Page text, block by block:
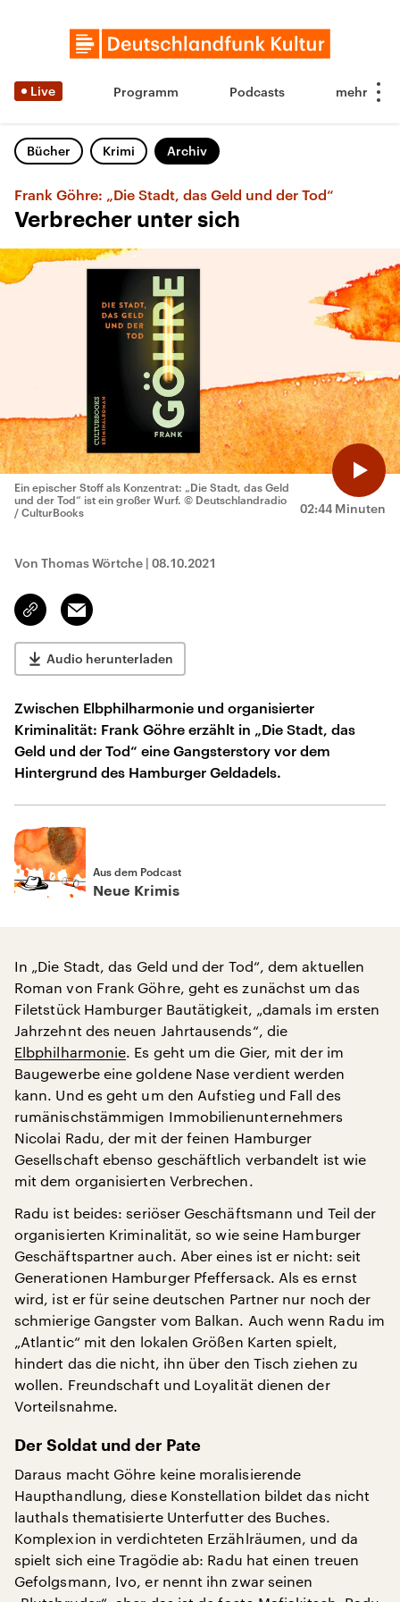
Live Programm Podcasts
Bücher Krimi Archiv
Frank Göhre: „Die Stadt, das Geld und der Tod“
Verbrecher unter sich
02:44 Minuten
Ein epischer Stoff als Konzentrat: „Die Stadt, das Geld
und der Tod“ ist ein großer Wurf. © Deutschlandradio
/ CulturBooks
Von Thomas Wörtche | 08.10.2021
Link
kopieren/teilen
Email
Audio herunterladen
Zwischen Elbphilharmonie und organisierter
Kriminalität: Frank Göhre erzählt in „Die Stadt, das
Geld und der Tod“ eine Gangsterstory vor dem
Hintergrund des Hamburger Geldadels.
Aus dem Podcast
Neue Krimis
In „Die Stadt, das Geld und der Tod“, dem aktuellen
Roman von Frank Göhre, geht es zunächst um das
Filetstück Hamburger Bautätigkeit, „damals im ersten
Jahrzehnt des neuen Jahrtausends“, die
Elbphilharmonie. Es geht um die Gier, mit der im
Baugewerbe eine goldene Nase verdient werden
kann. Und es geht um den Aufstieg und Fall des
rumänischstämmigen Immobilienunternehmers
Nicolai Radu, der mit der feinen Hamburger
Gesellschaft ebenso geschäftlich verbandelt ist wie
mit dem organisierten Verbrechen.
Radu ist beides: seriöser Geschäftsmann und Teil der
organisierten Kriminalität, so wie seine Hamburger
Geschäftspartner auch. Aber eines ist er nicht: seit
Generationen Hamburger Pfeffersack. Als es ernst
wird, ist er für seine deutschen Partner nur noch der
schmierige Gangster vom Balkan. Auch wenn Radu im
„Atlantic“ mit den lokalen Größen Karten spielt,
hindert das die nicht, ihn über den Tisch ziehen zu
wollen. Freundschaft und Loyalität dienen der
Vorteilsnahme.
Der Soldat und der Pate
Daraus macht Göhre keine moralisierende
Haupthandlung, diese Konstellation bildet das nicht
lauthals thematisierte Unterfutter des Buches.
Komplexion in verdichteten Erzählräumen, und da
spielt sich eine Tragödie ab: Radu hat einen treuen
Gefolgsmann, Ivo, er nennt ihn zwar seinen